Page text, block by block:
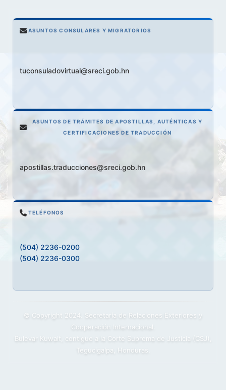
ASUNTOS CONSULARES Y MIGRATORIOS
tuconsuladovirtual@sreci.gob.hn
ASUNTOS DE TRÁMITES DE APOSTILLAS, AUTÉNTICAS Y
CERTIFICACIONES DE TRADUCCIÓN
apostillas.traducciones@sreci.gob.hn
TELÉFONOS
(504) 2236-0200
(504) 2236-0300
© Copyright 2024. Secretaría de Relaciones Exteriores y
Cooperación Internacional.
Bulevar Kuwait, contiguo a la Corte Suprema de Justicia (CSJ),
Tegucigalpa, Honduras.